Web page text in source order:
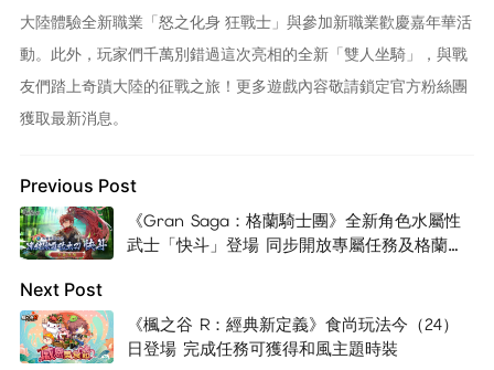
大陸體驗全新職業「怒之化身 狂戰士」與參加新職業歡慶嘉年華活
動。此外，玩家們千萬別錯過這次亮相的全新「雙人坐騎」，與戰
友們踏上奇蹟大陸的征戰之旅！更多遊戲內容敬請鎖定官方粉絲團
獲取最新消息。
Previous Post
《Gran Saga：格蘭騎士團》全新角色水屬性
武士「快斗」登場 同步開放專屬任務及格蘭武
Next Post
《楓之谷 R：經典新定義》食尚玩法今（24）
日登場 完成任務可獲得和風主題時裝